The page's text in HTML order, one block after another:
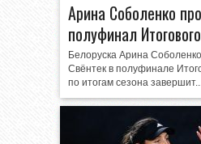
Арина Соболенко
полуфинал
Белоруска Арина
Свёнтек в полуфинале
по итогам сезона